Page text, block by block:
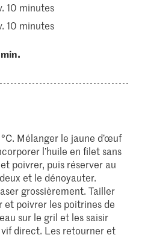
10 minutes
10 minutes
Mélanger le jaune d’œuf
l’huile en filet sans
poivrer, puis réserver au
et le dénoyauter.
grossièrement. Tailler
et poivrer les poitrines de
sur le gril et les saisir
direct. Les retourner et